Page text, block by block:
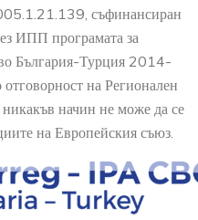
съфинансиран
ИПП програмата за
България-Турция 2014-
на Регионален
начин не може да се
на Европейския съюз.